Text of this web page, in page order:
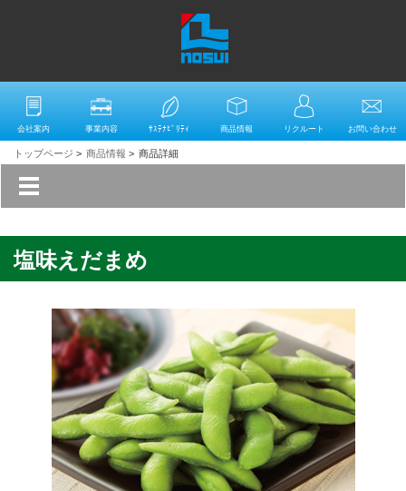
会社案内 事業内容 ｻｽﾃﾅﾋﾞﾘﾃｨ 商品情報 リクルート お問い合わせ
トップページ > 商品情報 > 商品詳細
塩味えだまめ